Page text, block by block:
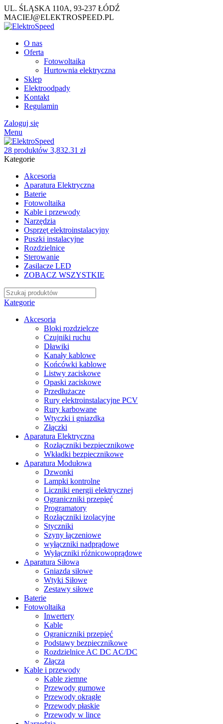
UL. ŚLĄSKA 110A, 93-237 ŁÓDŹ
MACIEJ@ELEKTROSPEED.PL
O nas
Oferta
Fotowoltaika
Hurtownia elektryczna
Sklep
Elektroodpady
Kontakt
Regulamin
Zaloguj się
Menu
28 produktów 3,832.31 zł
Kategorie
Akcesoria
Aparatura Elektryczna
Baterie
Fotowoltaika
Kable i przewody
Narzędzia
Osprzęt elektroinstalacyjny
Puszki instalacyjne
Rozdzielnice
Sterowanie
Zasilacze LED
ZOBACZ WSZYSTKIE
Kategorie
Akcesoria
Bloki rozdzielcze
Czujniki ruchu
Dławiki
Kanały kablowe
Końcówki kablowe
Listwy zaciskowe
Opaski zaciskowe
Przedłużacze
Rury elektroinstalacyjne PCV
Rury karbowane
Wtyczki i gniazdka
Złączki
Aparatura Elektryczna
Rozłączniki bezpiecznikowe
Wkładki bezpiecznikowe
Aparatura Modułowa
Dzwonki
Lampki kontrolne
Liczniki energii elektrycznej
Ograniczniki przepięć
Programatory
Rozłączniki izolacyjne
Styczniki
Szyny łączeniowe
wyłączniki nadprądowe
Wyłączniki różnicowoprądowe
Aparatura Siłowa
Gniazda siłowe
Wtyki Siłowe
Zestawy siłowe
Baterie
Fotowoltaika
Inwertery
Kable
Ograniczniki przepięć
Podstawy bezpiecznikowe
Rozdzielnice AC DC AC/DC
Złącza
Kable i przewody
Kable ziemne
Przewody gumowe
Przewody okrągłe
Przewody płaskie
Przewody w lince